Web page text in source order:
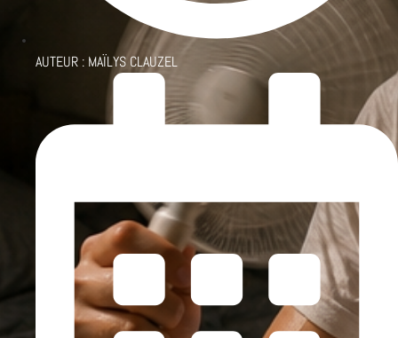
AUTEUR : MAÏLYS CLAUZEL